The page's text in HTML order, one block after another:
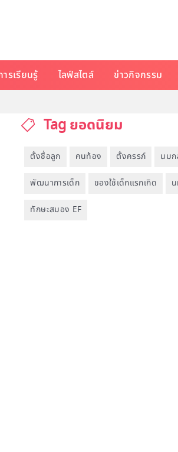
ารเรียนรู้ ไลฟ์สไตล์ ข่าวกิจกรรม
Tag ยอดนิยม
ตั้งชื่อลูก คนท้อง ตั้งครรภ์ นมก
พัฒนาการเด็ก ของใช้เด็กแรกเกิด
ทักษะสมอง EF